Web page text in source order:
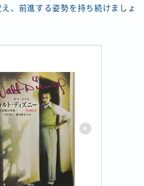
、前進する姿勢を持ち続けましょ